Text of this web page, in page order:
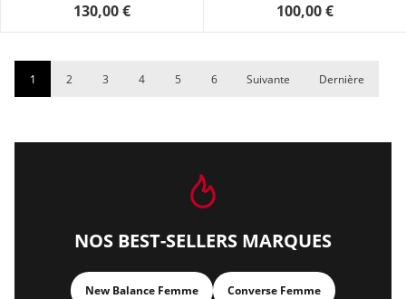
130,00 € 100,00 €
1 2 3 4 5 6 Suivante Dernière
NOS BEST-SELLERS MARQUES
New Balance Femme Converse Femme